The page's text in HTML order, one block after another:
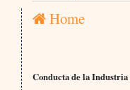
Home
Conducta de la Industria